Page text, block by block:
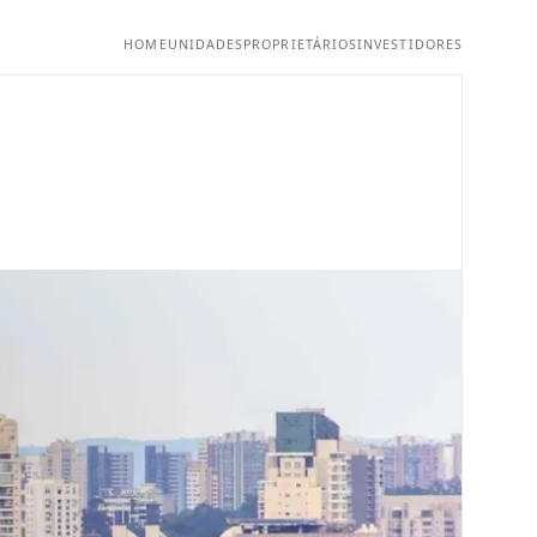
HOMEUNIDADESPROPRIETÁRIOSINVESTIDORES